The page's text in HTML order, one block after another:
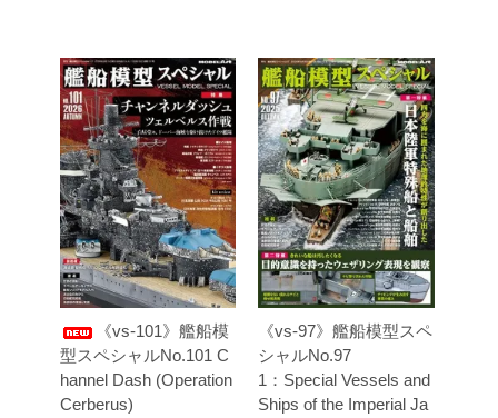
《vs-101》艦船模
型スペシャルNo.101 C
hannel Dash (Operation
Cerberus)
《vs-97》艦船模型スペ
シャルNo.97
1：Special Vessels and
Ships of the Imperial Ja